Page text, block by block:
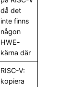
då det
inte finns
någon
HWE-
kärna där
RISC-V:
kopiera